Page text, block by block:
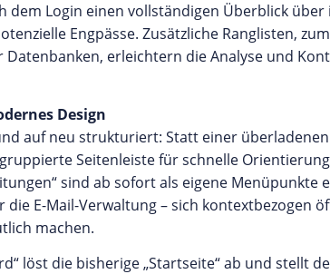
dem Login einen vollständigen Überblick über
Engpässe. Zusätzliche Ranglisten,
erleichtern die Analyse und
Design
auf neu strukturiert: Statt einer
Seitenleiste für schnelle
sind ab sofort als eigene Menüpunkte
E-Mail-Verwaltung – sich kontextbezogen
machen.
löst die bisherige „Startseite“ ab und stellt